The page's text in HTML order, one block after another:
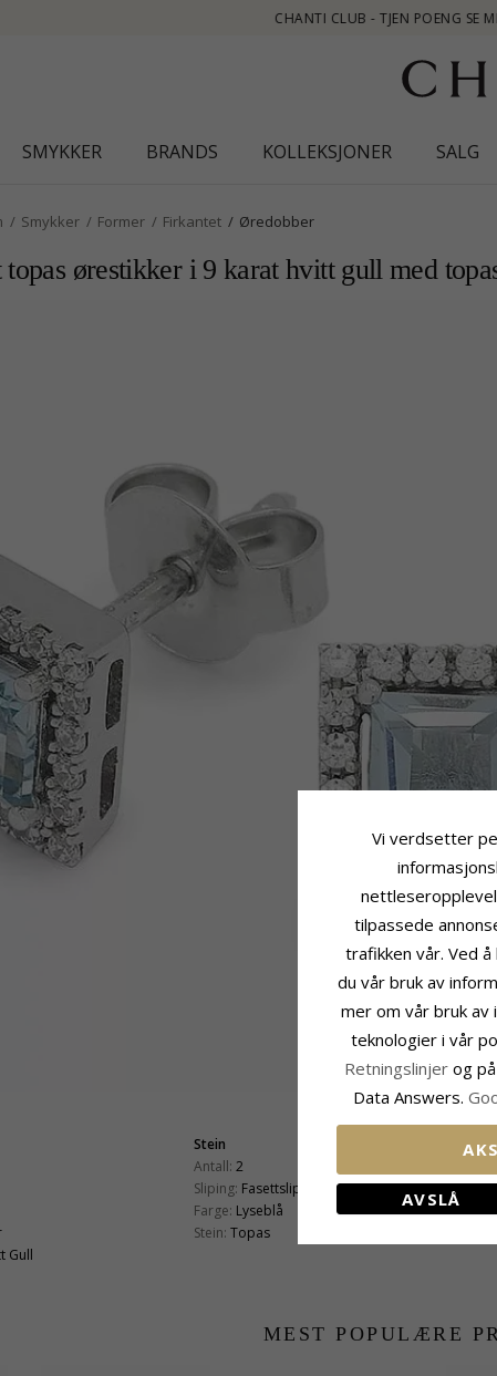
SE MER - KLIKK HER
SMYKKER BRANDS KOLLEKSJONER SALG
Smykker Former Firkantet Øredobber
ørestikker i 9 karat hvitt gull med
Gull
Stein
Antall: 2
Sliping: Fasettslipt
Farge: Lyseblå
Stein: Topas
MEST POPULÆRE
Vi verdsetter
tilpassede
trafikken vår. Ved
du vår bruk av
mer om vår bruk av
teknologier i vår
Retningslinjer og
Data Answers.
AVSLÅ